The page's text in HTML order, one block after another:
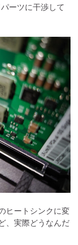
ーツに干渉して
ヒートシンクに変
、実際どうなんだ